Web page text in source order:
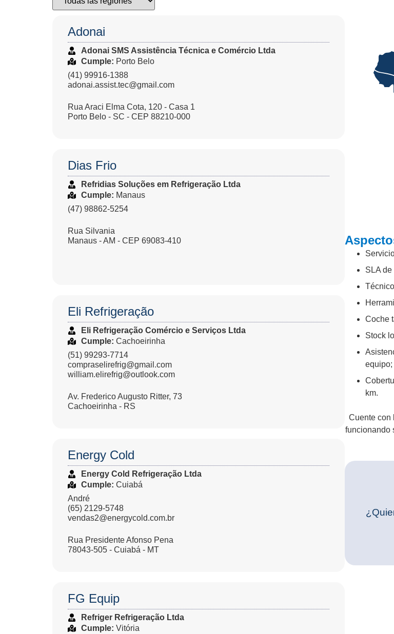
Adonai
Adonai SMS Assistência Técnica e Comércio Ltda
Cumple: Porto Belo
(41) 99916-1388
adonai.assist.tec@gmail.com
Rua Araci Elma Cota, 120 - Casa 1
Porto Belo - SC - CEP 88210-000
Dias Frio
Refridias Soluções em Refrigeração Ltda
Cumple: Manaus
(47) 98862-5254
Rua Silvania
Manaus - AM - CEP 69083-410
Eli Refrigeração
Eli Refrigeração Comércio e Serviços Ltda
Cumple: Cachoeirinha
(51) 99293-7714
compraselirefrig@gmail.com
william.elirefrig@outlook.com
Av. Frederico Augusto Ritter, 73
Cachoeirinha - RS
Energy Cold
Energy Cold Refrigeração Ltda
Cumple: Cuiabá
André
(65) 2129-5748
vendas2@energycold.com.br
Rua Presidente Afonso Pena
78043-505 - Cuiabá - MT
FG Equip
Refriger Refrigeração Ltda
Cumple: Vitória
SLA
Coche
Stock
equipo;
km.
Cuente con
funcionando